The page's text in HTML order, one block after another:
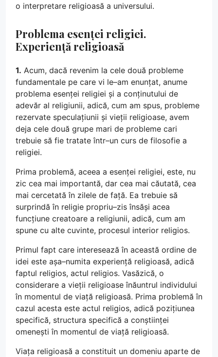
o interpretare religioasă a universului.
Problema esenței religiei.
Experiență religioasă
1. Acum, dacă revenim la cele două probleme
fundamentale pe care vi le–am enunțat, anume
problema esenței religiei și a conținutului de
adevăr al religiunii, adică, cum am spus, probleme
rezervate speculațiunii și vieții religioase, avem
deja cele două grupe mari de probleme cari
trebuie să fie tratate într–un curs de filosofie a
religiei.
Prima problemă, aceea a esenței religiei, este, nu
zic cea mai importantă, dar cea mai căutată, cea
mai cercetată în zilele de față. Ea trebuie să
surprindă în religie propriu–zis însăși acea
funcțiune creatoare a religiunii, adică, cum am
spune cu alte cuvinte, procesul interior religios.
Primul fapt care interesează în această ordine de
idei este așa–numita experiență religioasă, adică
faptul religios, actul religios. Vasăzică, o
considerare a vieții religioase înăuntrul individului
în momentul de viață religioasă. Prima problemă în
cazul acesta este actul religios, adică pozițiunea
specifică, structura specifică a conștiinței
omenești în momentul de viață religioasă.
Viața religioasă a constituit un domeniu aparte de